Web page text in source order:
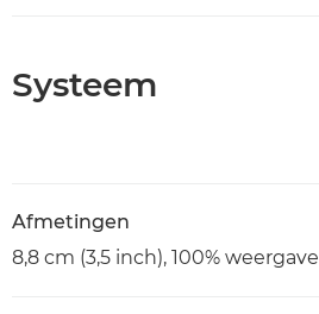
Systeem
Afmetingen
8,8 cm (3,5 inch), 100% weergave